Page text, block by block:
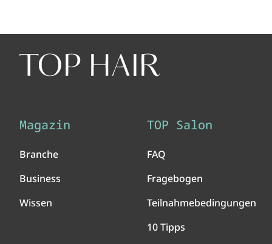
Magazin
Branche
Business
Wissen
TOP Salon
FAQ
Fragebogen
Teilnahmebedingungen
10 Tipps